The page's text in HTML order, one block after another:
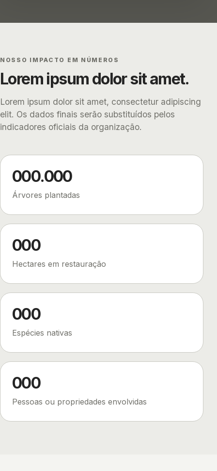
NOSSO IMPACTO EM NÚMEROS
Lorem ipsum dolor sit amet.
Lorem ipsum dolor sit amet, consectetur adipiscing
elit. Os dados finais serão substituídos pelos
indicadores oficiais da organização.
000.000
Árvores plantadas
000
Hectares em restauração
000
Espécies nativas
000
Pessoas ou propriedades envolvidas